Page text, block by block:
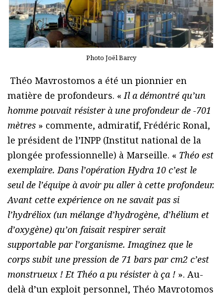
Photo Joël Barcy
Théo Mavrostomos a été un pionnier en
matière de profondeurs. « Il a démontré qu’un
homme pouvait résister à une profondeur de -701
mètres » commente, admiratif, Frédéric Ronal,
le président de l’INPP (Institut national de la
plongée professionnelle) à Marseille. « Théo est
exemplaire. Dans l’opération Hydra 10 c’est le
seul de l’équipe à avoir pu aller à cette profondeur.
Avant cette expérience on ne savait pas si
l’hydréliox (un mélange d’hydrogène, d’hélium et
d’oxygène) qu’on faisait respirer serait
supportable par l’organisme. Imaginez que le
corps subit une pression de 71 bars par cm2 c’est
monstrueux ! Et Théo a pu résister à ça ! ». Au-
delà d’un exploit personnel, Théo Mavrotomos